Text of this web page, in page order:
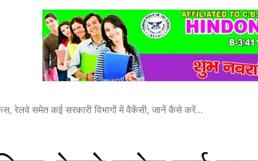
रेलवे समेत कई सरकारी विभागों में वैकेंसी, जानें कैसे करें...